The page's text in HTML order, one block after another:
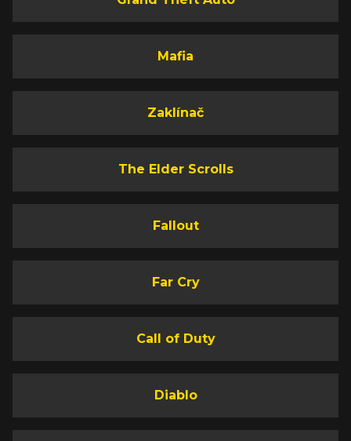
Mafia
Zaklínač
The Elder Scrolls
Fallout
Far Cry
Call of Duty
Diablo